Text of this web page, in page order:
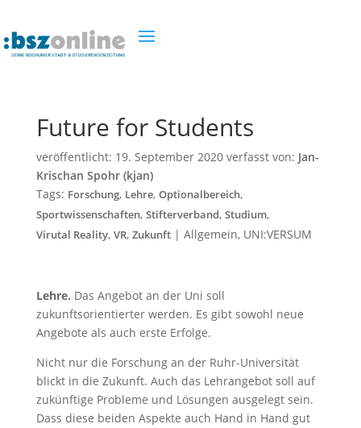
Future for Students
veröffentlicht: 19. September 2020verfasst von: Jan-
Krischan Spohr (kjan)
Tags: Forschung, Lehre, Optionalbereich,
Sportwissenschaften, Stifterverband, Studium,
Virutal Reality, VR, Zukunft| Allgemein, UNI:VERSUM
Lehre. Das Angebot an der Uni soll
zukunftsorientierter werden. Es gibt sowohl neue
Angebote als auch erste Erfolge.
Nicht nur die Forschung an der Ruhr-Universität
blickt in die Zukunft. Auch das Lehrangebot soll auf
zukünftige Probleme und Lösungen ausgelegt sein.
Dass diese beiden Aspekte auch Hand in Hand gut